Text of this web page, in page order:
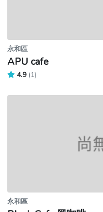
永和區
APU cafe
4.9 (1)
永和區